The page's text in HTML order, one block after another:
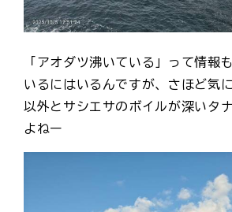
「アオダツ沸いている」って情報
いるにはいるんですが、さほど気
以外とサシエサのボイルが深いタ
よねー